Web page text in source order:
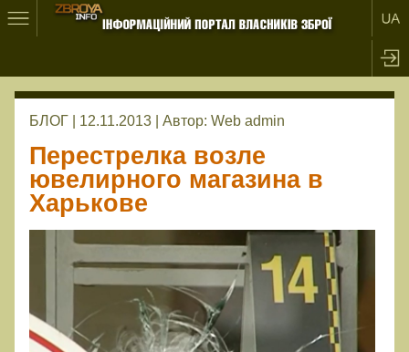
БЛОГ | 12.11.2013 | Автор: Web admin
Перестрелка возле
ювелирного магазина в
Харькове